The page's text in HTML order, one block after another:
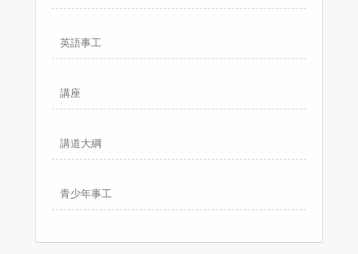
英語事工
講座
講道大綱
青少年事工